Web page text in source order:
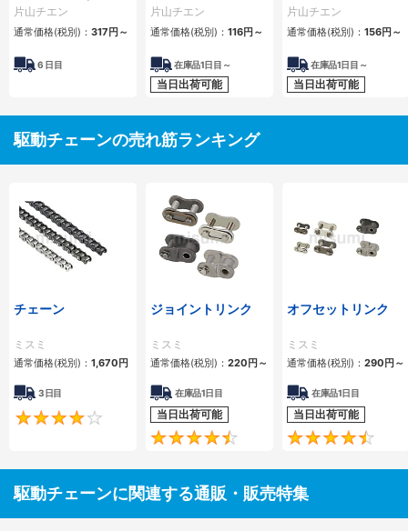
ーラチェーン） 4列
片山チエン
通常価格(税別)： 317円～
6 日目
1列
片山チエン
通常価格(税別)： 116円～
在庫品1日目～
当日出荷可能
2列
片山チエン
通常価格(税別)： 156円～
在庫品1日目～
当日出荷可能
駆動チェーンの売れ筋ランキング
チェーン
ミスミ
通常価格(税別)： 1,670円
3日目
4.2
ジョイントリンク
ミスミ
通常価格(税別)： 220円～
在庫品1日目
当日出荷可能
4.5
オフセットリンク
ミスミ
通常価格(税別)： 290円～
在庫品1日目
当日出荷可能
駆動チェーンに関連する通販・販売特集